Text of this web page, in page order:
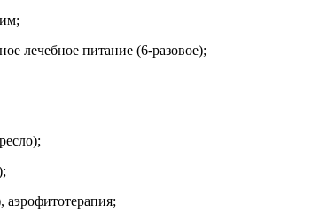
лечебное питание (6-разовое);
аэрофитотерапия;